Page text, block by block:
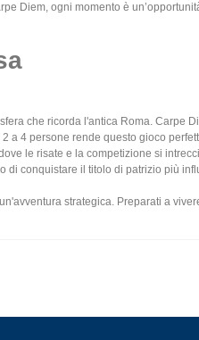
Diem, ogni momento è
che ricorda l'antica Roma. Carpe
4 persone rende questo gioco
le risate e la competizione si
di conquistare il titolo di patrizio più
strategica. Preparati a